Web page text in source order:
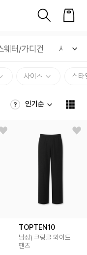
웨터/가디건 셔츠
사이즈 스타
인기순
TOPTEN10
남성) 크링클 와이드
팬츠